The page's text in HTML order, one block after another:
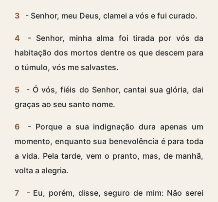
3 - Senhor, meu Deus, clamei a vós e fui curado.
4
- Senhor, minha alma foi tirada por vós da
habitação dos mortos dentre os que descem para
o túmulo, vós me salvastes.
5
- Ó vós, fiéis do Senhor, cantai sua glória, dai
graças ao seu santo nome.
6
- Porque a sua indignação dura apenas um
momento, enquanto sua benevolência é para toda
a vida. Pela tarde, vem o pranto, mas, de manhã,
volta a alegria.
7
- Eu, porém, disse, seguro de mim: Não serei